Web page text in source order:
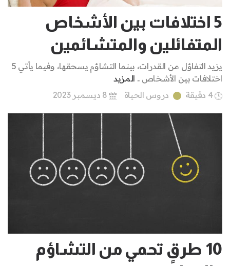
5 اختلافات بين الأشخاص
المتفائلين والمتشائمين
يزيد التفاؤل من القدرات، بينما التشاؤم يسحقها، وفيما يأتي 5
اختلافات بين الأشخاص .. المزيد
4 دقيقة
دروس الحياة 8 ديسمبر 2023
10 طرقٍ تحمي من التشاؤم